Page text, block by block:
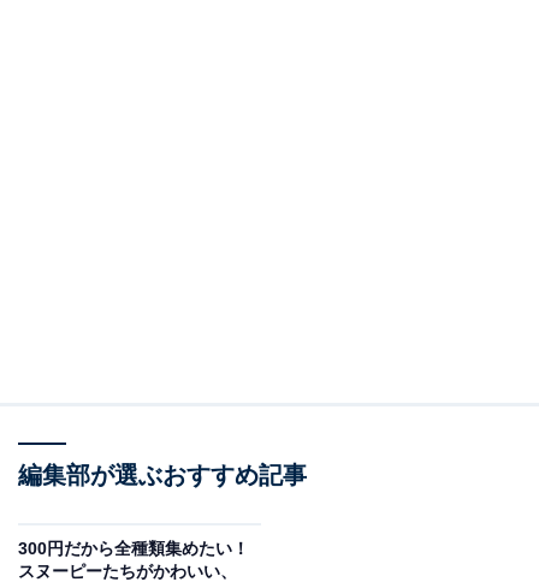
リロ&スティッチ コスチュームフィギュアマスコット（画像出典：タカラト
ミーアーツ）
編集部が選ぶおすすめ記事
300円だから全種類集めたい！
スヌーピーたちがかわいい、